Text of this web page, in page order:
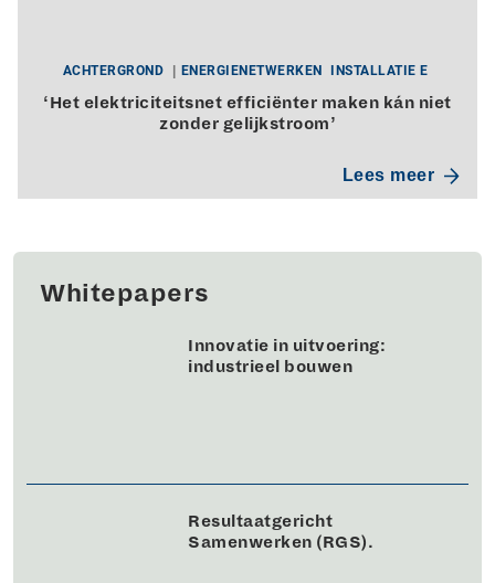
ACHTERGROND ENERGIENETWERKEN INSTALLATIE E
‘Het elektriciteitsnet efficiënter maken kán niet
zonder gelijkstroom’
Lees meer
Whitepapers
Innovatie in uitvoering:
industrieel bouwen
Resultaatgericht
Samenwerken (RGS).